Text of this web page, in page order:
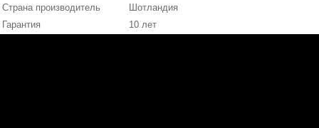
Страна производитель
Шотландия
Гарантия
10 лет